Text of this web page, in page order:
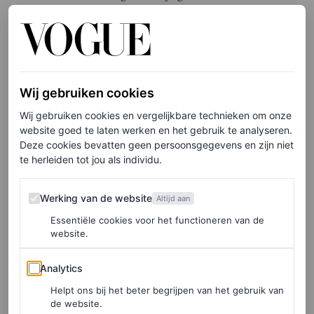
ongemakkelijk voelt. Maar dit seizoen moet Michaela
haar kwetsbaarheid onder ogen zien, omdat ze
van haar overleden neef – en met Francesca – te
verwerken.’
Veel vragen
eindelijk in de schijnwerpers staan in het zesde seizoen?
(De serie lijkt een sprong te maken naar het zesde boek
in Julia Quinns Bridgerton-serie,
terwijl het vijfde boek,
Wij gebruiken cookies
Wij gebruiken cookies en vergelijkbare technieken om onze
website goed te laten werken en het gebruik te analyseren.
Deze cookies bevatten geen persoonsgegevens en zijn niet
te herleiden tot jou als individu.
Werking van de website
Werking van de website Altijd aan
Essentiële cookies voor het functioneren van de
website.
Analytics
Analytics
Helpt ons bij het beter begrijpen van het gebruik van
de website.